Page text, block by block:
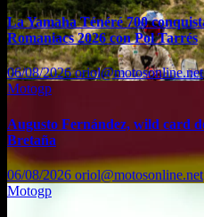
La Yamaha Ténéré 700
Romaniacs 2026 con Pol Tarrés
06/08/2026oriol@motosonline.net
Motogp
Augusto Fernández, wild card
Bretaña
06/08/2026 oriol@motosonline.net
Motogp